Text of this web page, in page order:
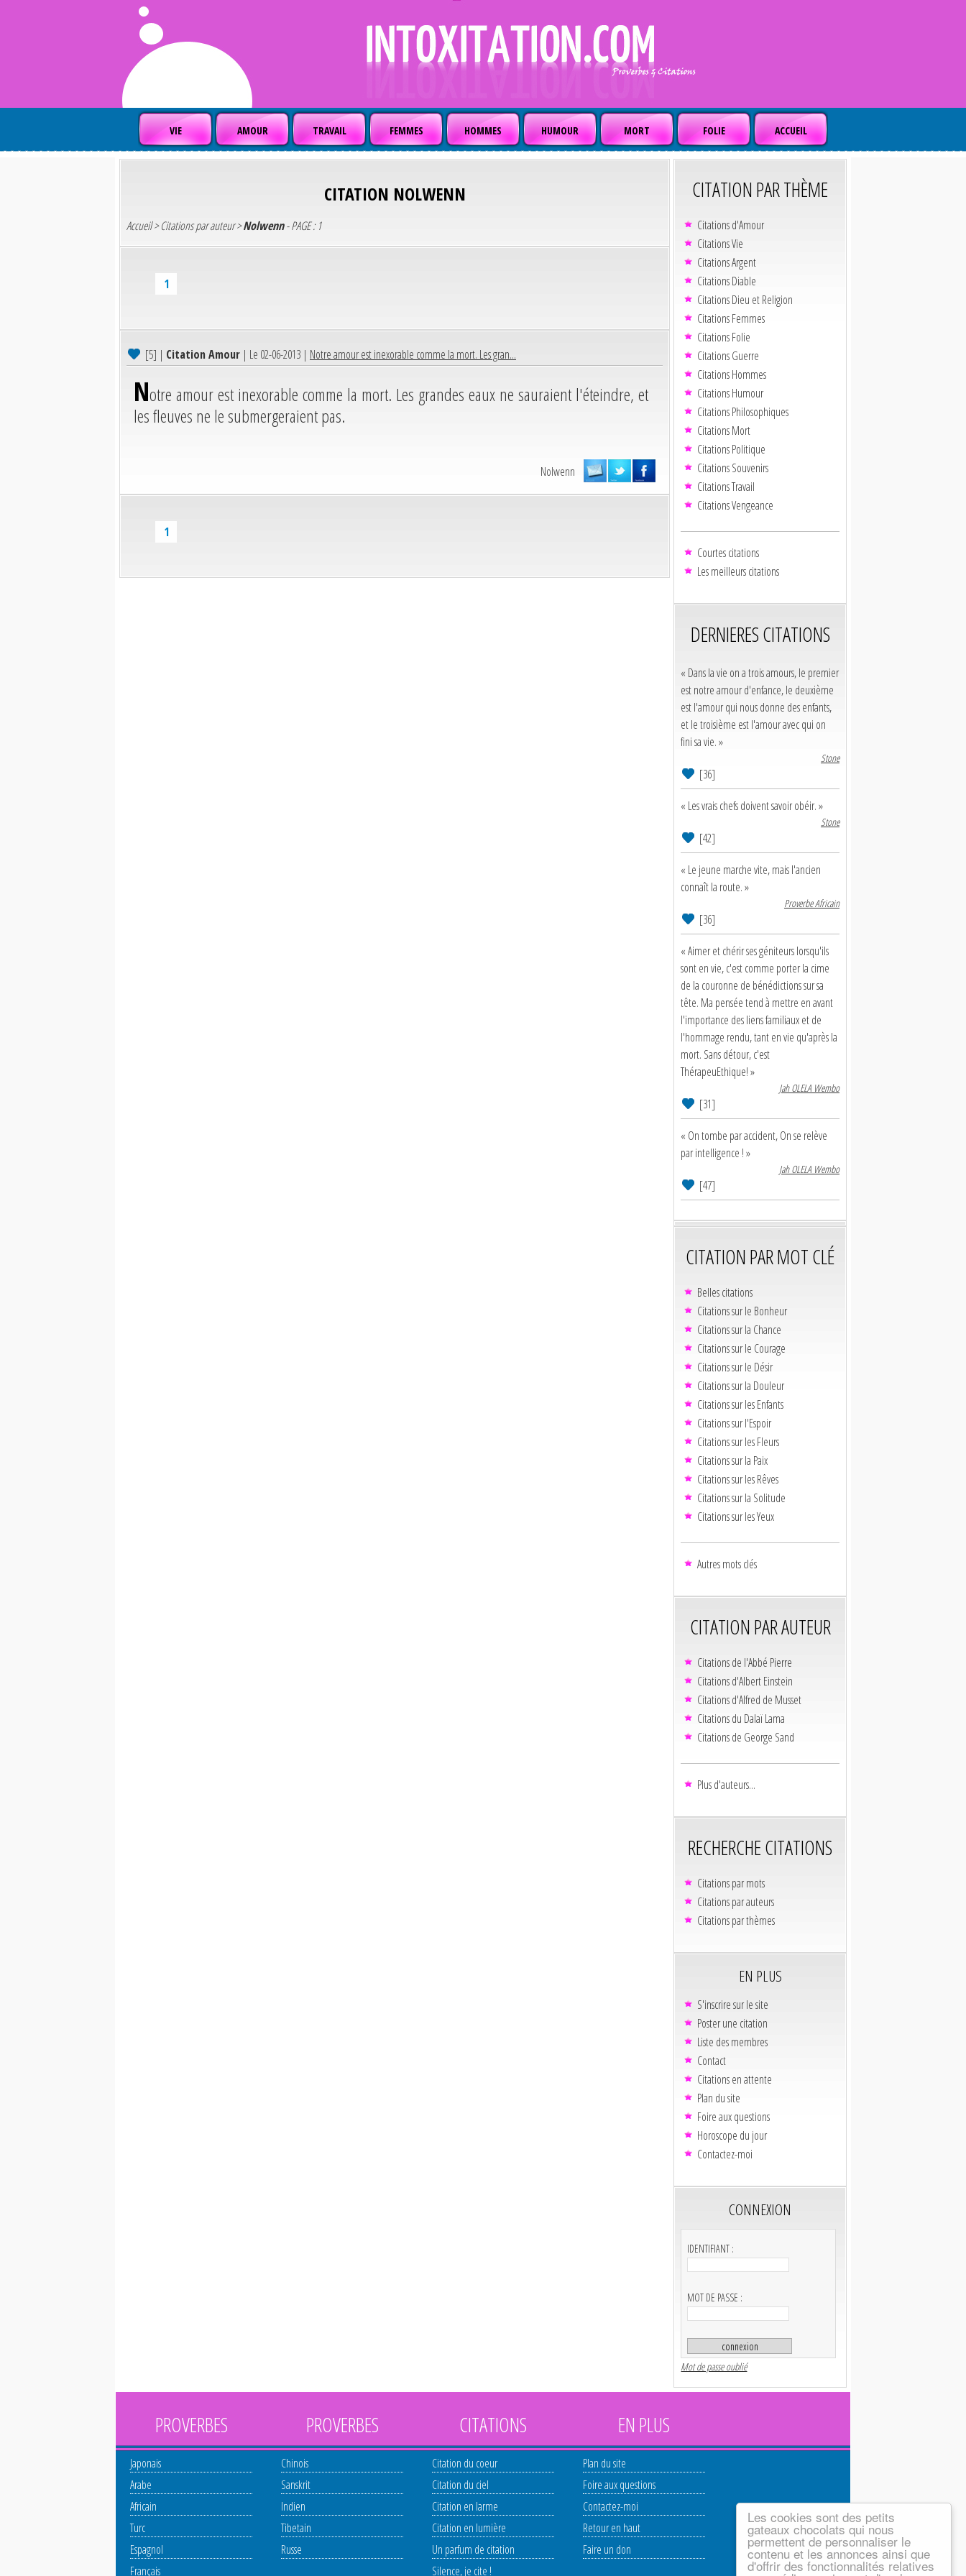
Les cookies sont des petits
gateaux chocolats qui nous
permettent de personnaliser le
contenu et les annonces ainsi que
d'offrir des fonctionnalités relatives
VIE AMOUR TRAVAIL FEMMES HOMMES HUMOUR MORT FOLIE ACCUEIL
CITATION NOLWENN
Accueil>Citations par auteur>Nolwenn- PAGE : 1
1
[5] | Citation Amour | Le 02-06-2013 | Notre amour est inexorable comme la mort. Les gran...
Notre amour est inexorable comme la mort. Les grandes eaux ne sauraient l'éteindre, et
les fleuves ne le submergeraient pas.
Nolwenn
1
CITATION PAR THÈME
Citations d'Amour
Citations Vie
Citations Argent
Citations Diable
Citations Dieu et Religion
Citations Femmes
Citations Folie
Citations Guerre
Citations Hommes
Citations Humour
Citations Philosophiques
Citations Mort
Citations Politique
Citations Souvenirs
Citations Travail
Citations Vengeance
Courtes citations
Les meilleurs citations
DERNIERES CITATIONS
« Dans la vie on a trois amours, le premier
est notre amour d'enfance, le deuxième
est l'amour qui nous donne des enfants,
et le troisième est l'amour avec qui on
fini sa vie. »
Stone
[36]
« Les vrais chefs doivent savoir obéir. »
Stone
[42]
« Le jeune marche vite, mais l'ancien
connaît la route. »
Proverbe Africain
[36]
« Aimer et chérir ses géniteurs lorsqu'ils
sont en vie, c'est comme porter la cime
de la couronne de bénédictions sur sa
tête. Ma pensée tend à mettre en avant
l'importance des liens familiaux et de
l'hommage rendu, tant en vie qu'après la
mort. Sans détour, c'est
ThérapeuEthique! »
Jah OLELA Wembo
[31]
« On tombe par accident, On se relève
par intelligence ! »
Jah OLELA Wembo
[47]
CITATION PAR MOT CLÉ
Belles citations
Citations sur le Bonheur
Citations sur la Chance
Citations sur le Courage
Citations sur le Désir
Citations sur la Douleur
Citations sur les Enfants
Citations sur l'Espoir
Citations sur les Fleurs
Citations sur la Paix
Citations sur les Rêves
Citations sur la Solitude
Citations sur les Yeux
Autres mots clés
CITATION PAR AUTEUR
Citations de l'Abbé Pierre
Citations d'Albert Einstein
Citations d'Alfred de Musset
Citations du Dalaï Lama
Citations de George Sand
Plus d'auteurs...
RECHERCHE CITATIONS
Citations par mots
Citations par auteurs
Citations par thèmes
EN PLUS
S'inscrire sur le site
Poster une citation
Liste des membres
Contact
Citations en attente
Plan du site
Foire aux questions
Horoscope du jour
Contactez-moi
CONNEXION
IDENTIFIANT :
MOT DE PASSE :
Mot de passe oublié
PROVERBES
Japonais
Arabe
Africain
Turc
Espagnol
Français
PROVERBES
Chinois
Sanskrit
Indien
Tibetain
Russe
CITATIONS
Citation du coeur
Citation du ciel
Citation en larme
Citation en lumière
Un parfum de citation
Silence, je cite !
EN PLUS
Plan du site
Foire aux questions
Contactez-moi
Retour en haut
Faire un don